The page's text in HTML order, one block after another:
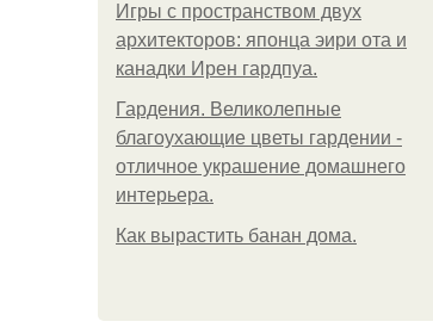
Игры с пространством двух
архитекторов: японца эири ота и
канадки Ирен гардпуа.
Гардения. Великолепные
благоухающие цветы гардении -
отличное украшение домашнего
интерьера.
Как вырастить банан дома.